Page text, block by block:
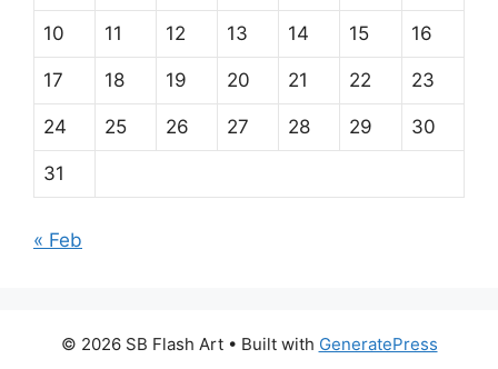
10 11 12 13 14 15 16
17 18 19 20 21 22 23
24 25 26 27 28 29 30
31
« Feb
© 2026 SB Flash Art• Built with GeneratePress